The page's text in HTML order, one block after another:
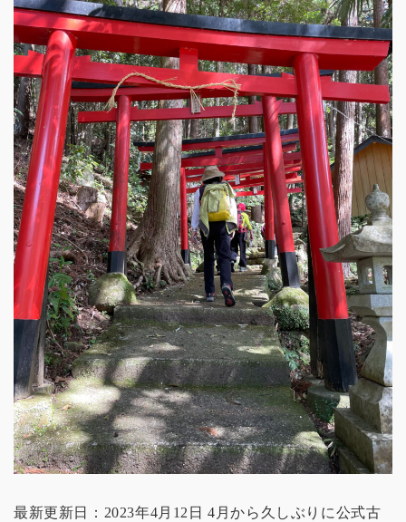
最新更新日：2023年4月12日 4月から久しぶりに公式古